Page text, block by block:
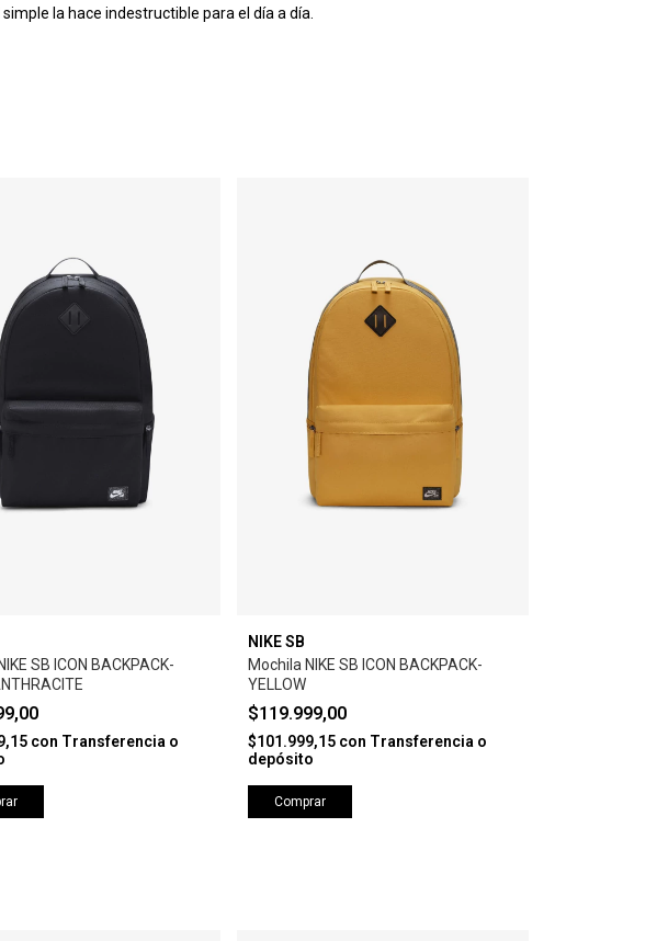
la hace indestructible para el día a día.
SB ICON BACKPACK-
con Transferencia o
NIKE SB
Mochila NIKE SB ICON BACKPACK-
YELLOW
$119.999,00
$101.999,15 con Transferencia o
depósito
Comprar